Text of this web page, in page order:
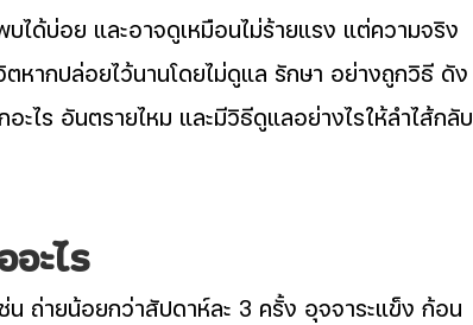
ด้บ่อย และอาจดูเหมือนไม่ร้ายแรง แต่ความจริง
ากปล่อยไว้นานโดยไม่ดูแล รักษา อย่างถูกวิธี ดัง
ะไร อันตรายไหม และมีวิธีดูแลอย่างไรให้ลำไส้กลับ
ะไร
ถ่ายน้อยกว่าสัปดาห์ละ 3 ครั้ง อุจจาระแข็ง ก้อน